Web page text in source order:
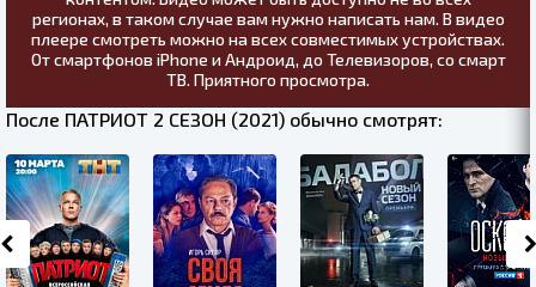
регионах, в таком случае вам нужно написать нам. В видео
плеере смотреть можно на всех совместимых устройствах.
От смартфонов iPhone и Андроид, до Телевизоров, со смарт
ТВ. Приятного просмотра.
После ПАТРИОТ 2 СЕЗОН (2021) обычно смотрят: